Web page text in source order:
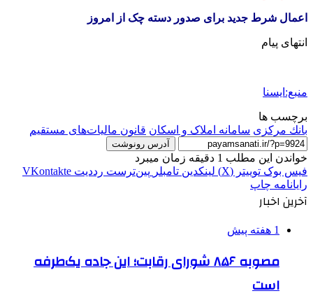
اعمال شرط جدید برای صدور دسته چک از امروز
انتهای پیام
منبع:ایسنا
برچسب ها
بانك مركزی سامانه املاک و اسکان قانون مالیات‌های مستقیم
آدرس رونوشت
خواندن این مطلب 1 دقیقه زمان میبرد
فیس بوک توییتر (X) لینکدین ‫تامبلر ‫پین‌ترست ‫رددیت ‫VKontakte
رایانامه چاپ
آخرین اخبار
1 هفته پیش
مصوبه ۸۵۶ شورای رقابت؛ این جاده یک‌طرفه
است